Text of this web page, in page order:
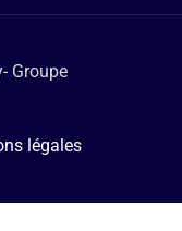
Groupe
légales